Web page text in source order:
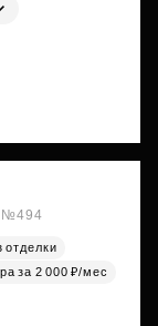
№494
отделки
за 2 000 ₽/мес